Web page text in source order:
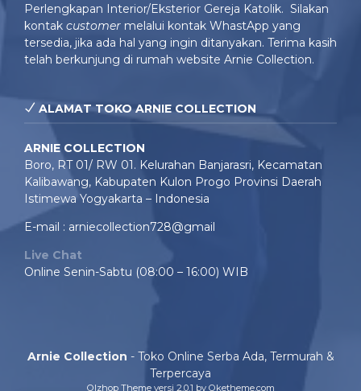
Perlengkapan Interior/Eksterior Gereja Katolik. Silakan
kontak customer melalui kontak WhastApp yang
tersedia, jika ada hal yang ingin ditanyakan. Terima kasih
telah berkunjung di rumah website Arnie Collection.
ALAMAT TOKO ARNIE COLLECTION
ARNIE COLLECTION
Boro, RT 01/ RW 01. Kelurahan Banjarasri, Kecamatan
Kalibawang, Kabupaten Kulon Progo Provinsi Daerah
Istimewa Yogyakarta – Indonesia
E-mail : arniecollection728@gmail
Live Chat
Online Senin-Sabtu (08:00 – 16:00) WIB
Arnie Collection - Toko Online Serba Ada, Termurah &
Terpercaya
Olzhop Themeversi 2.0.1 by Oketheme.com